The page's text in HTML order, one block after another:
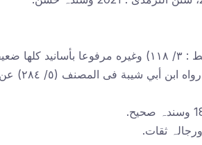
المصنف (٥/ ٢٨٤) عن ابن عمر موقوفا ورجاله ثقات.